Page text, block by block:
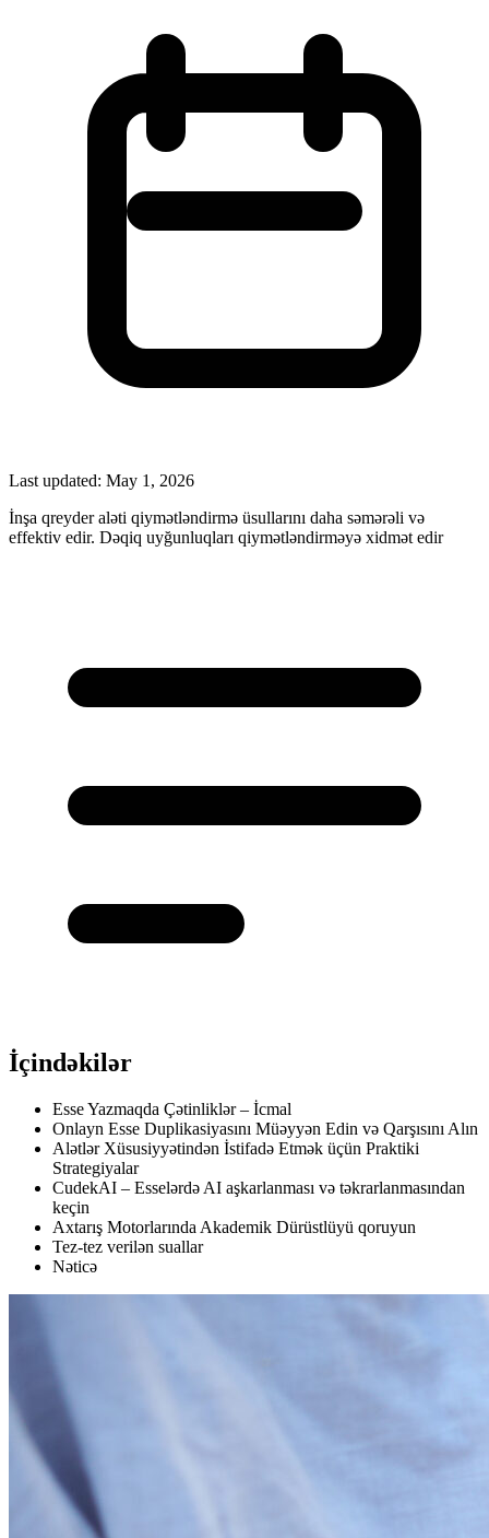
Last updated: May 1, 2026
İnşa qreyder aləti qiymətləndirmə üsullarını daha səmərəli və
effektiv edir. Dəqiq uyğunluqları qiymətləndirməyə xidmət edir
İçindəkilər
Esse Yazmaqda Çətinliklər – İcmal
Onlayn Esse Duplikasiyasını Müəyyən Edin və Qarşısını Alın
Alətlər Xüsusiyyətindən İstifadə Etmək üçün Praktiki
Strategiyalar
CudekAI – Esselərdə AI aşkarlanması və təkrarlanmasından
keçin
Axtarış Motorlarında Akademik Dürüstlüyü qoruyun
Tez-tez verilən suallar
Nəticə